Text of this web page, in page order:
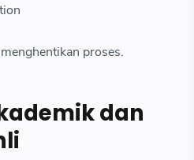
proses.
dan